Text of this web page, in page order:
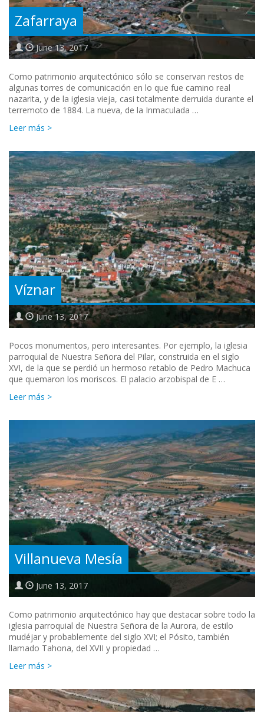
Zafarraya
June 13, 2017
Como patrimonio arquitectónico sólo se conservan restos de
algunas torres de comunicación en lo que fue camino real
nazarita, y de la iglesia vieja, casi totalmente derruida durante el
terremoto de 1884. La nueva, de la Inmaculada …
Leer más >
Víznar
June 13, 2017
Pocos monumentos, pero interesantes. Por ejemplo, la iglesia
parroquial de Nuestra Señora del Pilar, construida en el siglo
XVI, de la que se perdió un hermoso retablo de Pedro Machuca
que quemaron los moriscos. El palacio arzobispal de E …
Leer más >
Villanueva Mesía
June 13, 2017
Como patrimonio arquitectónico hay que destacar sobre todo la
iglesia parroquial de Nuestra Señora de la Aurora, de estilo
mudéjar y probablemente del siglo XVI; el Pósito, también
llamado Tahona, del XVII y propiedad …
Leer más >